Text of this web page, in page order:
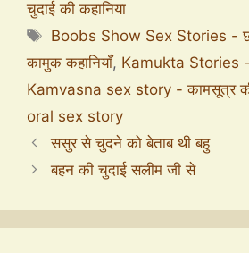
चुदाई की कहानिया
Boobs Show Sex Stories -
कामुक कहानियाँ, Kamukta Stories -
Kamvasna sex story - कामसूत्र की
oral sex story
ससुर से चुदने को बेताब थी बहु
बहन की चुदाई सलीम जी से